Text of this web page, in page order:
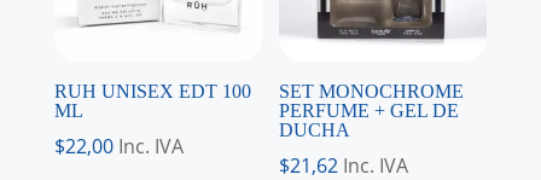
RUH UNISEX EDT 100
ML
$22,00 Inc. IVA
SET MONOCHROME
PERFUME + GEL DE
DUCHA
$21,62 Inc. IVA